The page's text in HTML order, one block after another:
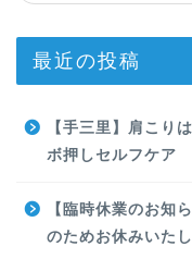
最近の投稿
【手三里】肩こり
ボ押しセルフケア
【臨時休業のお知
のためお休みいた